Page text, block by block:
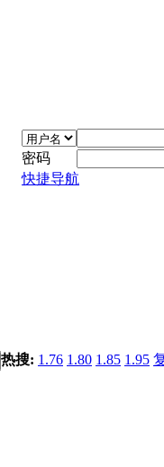
密码
快捷导航
热搜: 1.76 1.80 1.85 1.95